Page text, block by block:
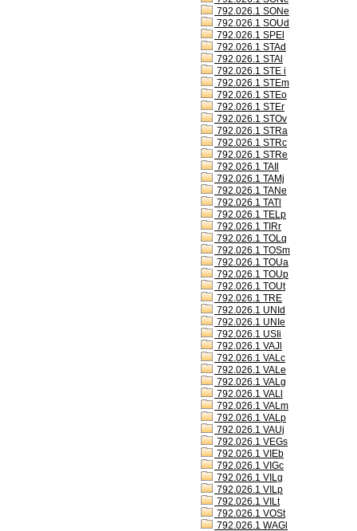
792.026.1 SONe
792.026.1 SOUd
792.026.1 SPEl
792.026.1 STAd
792.026.1 STAl
792.026.1 STE i
792.026.1 STEm
792.026.1 STEo
792.026.1 STEr
792.026.1 STOv
792.026.1 STRa
792.026.1 STRc
792.026.1 STRe
792.026.1 TAIl
792.026.1 TAMj
792.026.1 TANe
792.026.1 TATl
792.026.1 TELp
792.026.1 TIRr
792.026.1 TOLq
792.026.1 TOSm
792.026.1 TOUa
792.026.1 TOUp
792.026.1 TOUt
792.026.1 TRE
792.026.1 UNId
792.026.1 UNIe
792.026.1 USIi
792.026.1 VAJl
792.026.1 VALc
792.026.1 VALe
792.026.1 VALg
792.026.1 VALl
792.026.1 VALm
792.026.1 VALp
792.026.1 VAUj
792.026.1 VEGs
792.026.1 VIEb
792.026.1 VIGc
792.026.1 VILg
792.026.1 VILp
792.026.1 VILt
792.026.1 VOSt
792.026.1 WAGl